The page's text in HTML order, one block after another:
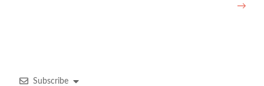
→
Subscribe